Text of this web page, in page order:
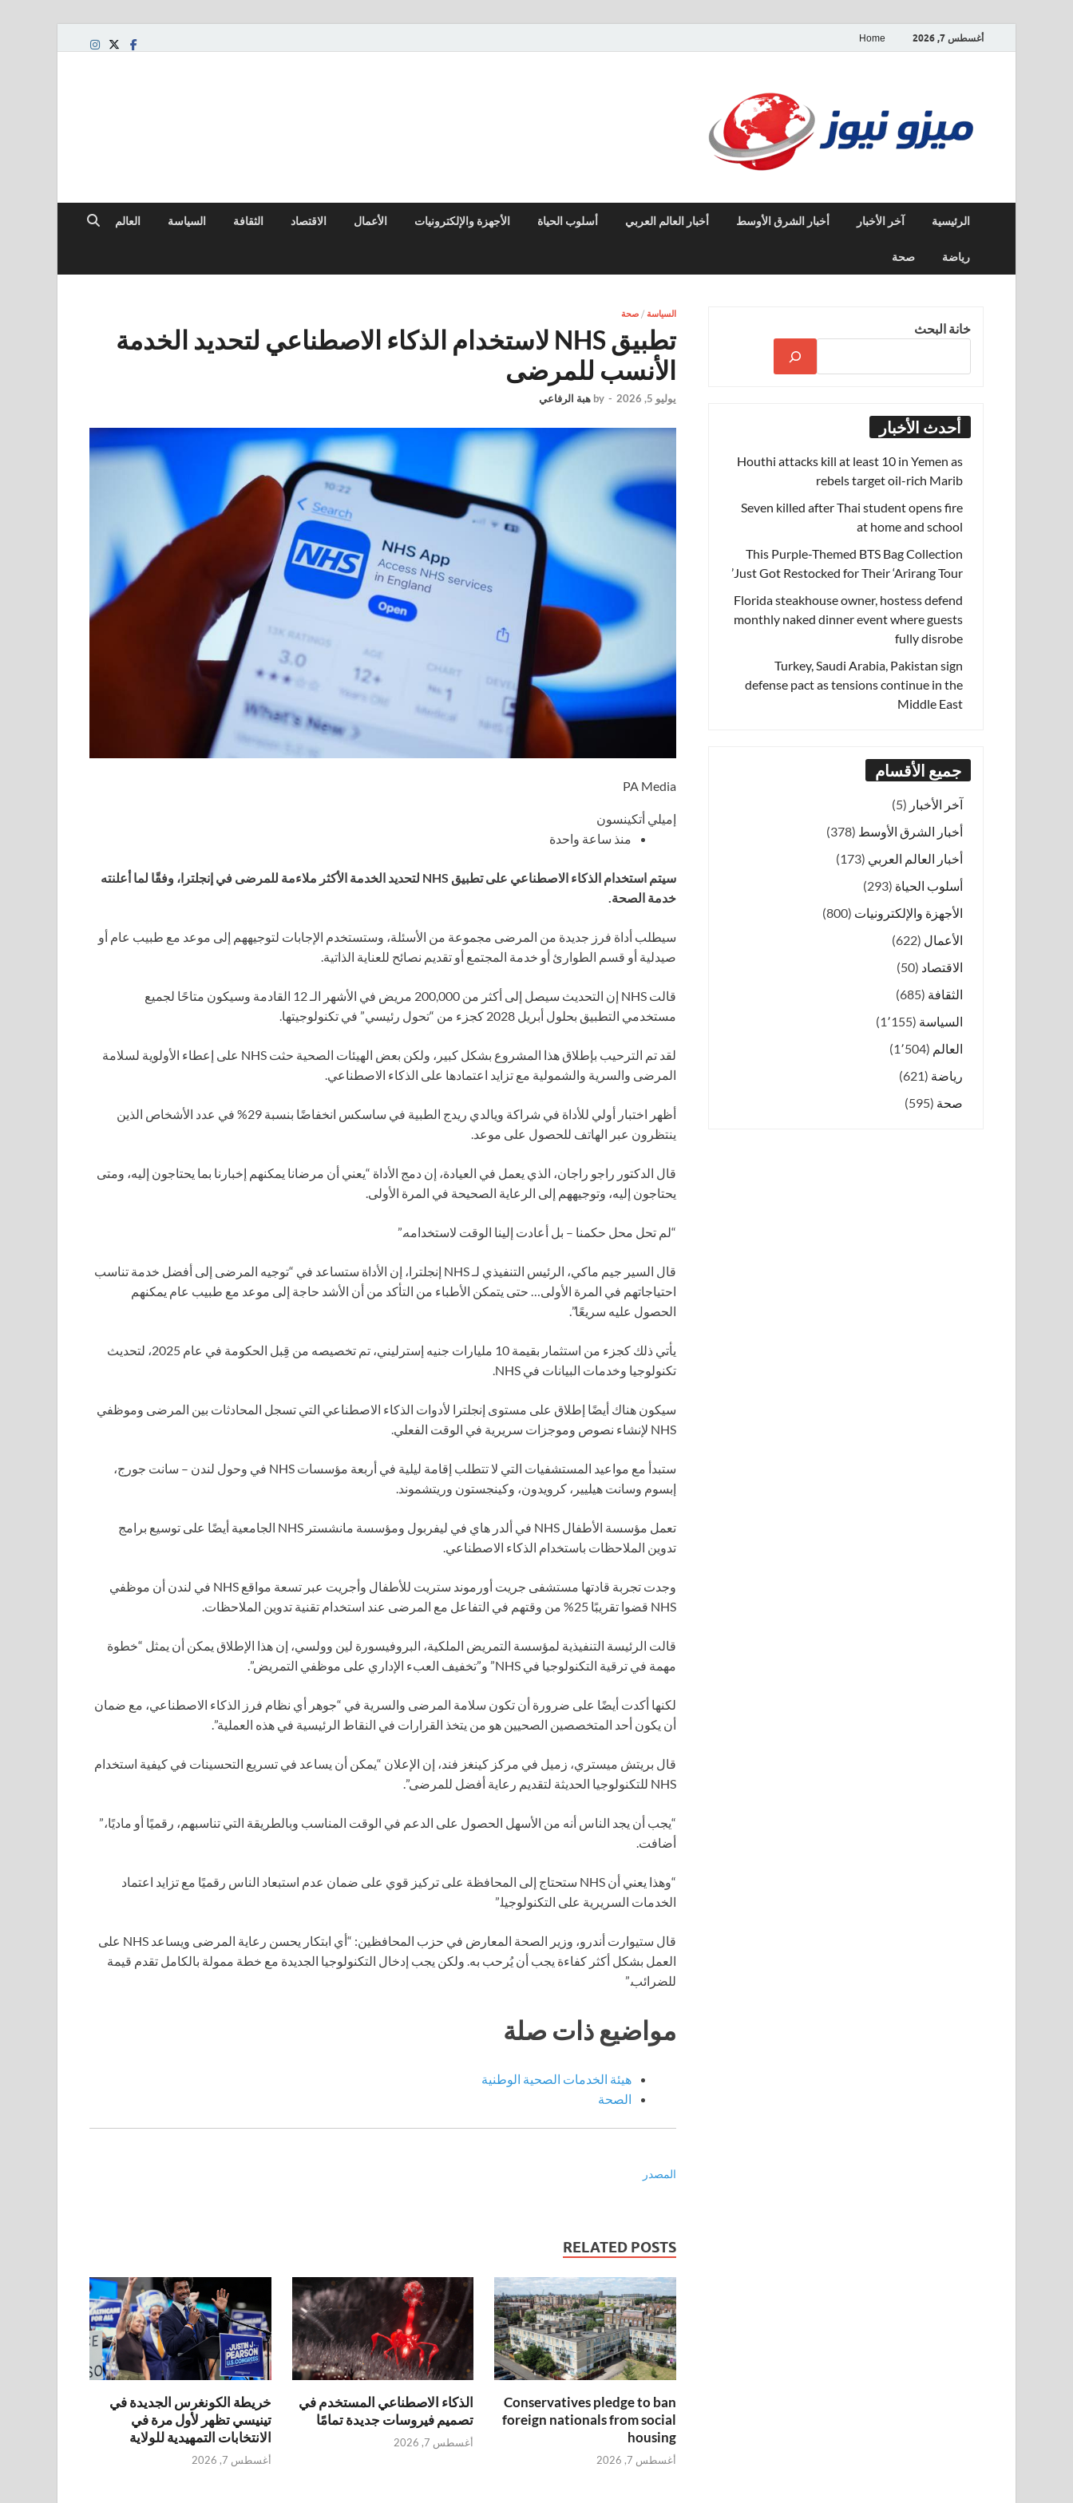
أغسطس 7, 2026 Home
الرئيسية آخر الأخبار أخبار الشرق الأوسط أخبار العالم العربي أسلوب الحياة الأجهزة والإلكترونيات الأعمال الاقتصاد الثقافة السياسة العالم
رياضة صحة
السياسة / صحة
تطبيق NHS لاستخدام الذكاء الاصطناعي لتحديد الخدمة
الأنسب للمرضى
يوليو 5, 2026 -
by هبة الرفاعي
PA Media
إميلي أتكينسون
منذ ساعة واحدة
سيتم استخدام الذكاء الاصطناعي على تطبيق NHS لتحديد الخدمة الأكثر ملاءمة للمرضى في إنجلترا، وفقًا لما أعلنته
خدمة الصحة.
سيطلب أداة فرز جديدة من المرضى مجموعة من الأسئلة، وستستخدم الإجابات لتوجيههم إلى موعد مع طبيب عام أو
صيدلية أو قسم الطوارئ أو خدمة المجتمع أو تقديم نصائح للعناية الذاتية.
قالت NHS إن التحديث سيصل إلى أكثر من 200,000 مريض في الأشهر الـ 12 القادمة وسيكون متاحًا لجميع
مستخدمي التطبيق بحلول أبريل 2028 كجزء من “تحول رئيسي” في تكنولوجيتها.
لقد تم الترحيب بإطلاق هذا المشروع بشكل كبير، ولكن بعض الهيئات الصحية حثت NHS على إعطاء الأولوية لسلامة
المرضى والسرية والشمولية مع تزايد اعتمادها على الذكاء الاصطناعي.
أظهر اختبار أولي للأداة في شراكة ويالدي ريدج الطبية في ساسكس انخفاضًا بنسبة 29% في عدد الأشخاص الذين
ينتظرون عبر الهاتف للحصول على موعد.
قال الدكتور راجو راجان، الذي يعمل في العيادة، إن دمج الأداة “يعني أن مرضانا يمكنهم إخبارنا بما يحتاجون إليه، ومتى
يحتاجون إليه، وتوجيههم إلى الرعاية الصحيحة في المرة الأولى.
“لم تحل محل حكمنا – بل أعادت إلينا الوقت لاستخدامه.”
قال السير جيم ماكي، الرئيس التنفيذي لـ NHS إنجلترا، إن الأداة ستساعد في “توجيه المرضى إلى أفضل خدمة تناسب
احتياجاتهم في المرة الأولى… حتى يتمكن الأطباء من التأكد من أن الأشد حاجة إلى موعد مع طبيب عام يمكنهم
الحصول عليه سريعًا”.
يأتي ذلك كجزء من استثمار بقيمة 10 مليارات جنيه إسترليني، تم تخصيصه من قِبل الحكومة في عام 2025، لتحديث
تكنولوجيا وخدمات البيانات في NHS.
سيكون هناك أيضًا إطلاق على مستوى إنجلترا لأدوات الذكاء الاصطناعي التي تسجل المحادثات بين المرضى وموظفي
NHS لإنشاء نصوص وموجزات سريرية في الوقت الفعلي.
ستبدأ مع مواعيد المستشفيات التي لا تتطلب إقامة ليلية في أربعة مؤسسات NHS في وحول لندن – سانت جورج،
إبسوم وسانت هيليير، كرويدون، وكينجستون وريتشموند.
تعمل مؤسسة الأطفال NHS في ألدر هاي في ليفربول ومؤسسة مانشستر NHS الجامعية أيضًا على توسيع برامج
تدوين الملاحظات باستخدام الذكاء الاصطناعي.
وجدت تجربة قادتها مستشفى جريت أورموند ستريت للأطفال وأجريت عبر تسعة مواقع NHS في لندن أن موظفي
NHS قضوا تقريبًا 25% من وقتهم في التفاعل مع المرضى عند استخدام تقنية تدوين الملاحظات.
قالت الرئيسة التنفيذية لمؤسسة التمريض الملكية، البروفيسورة لين وولسي، إن هذا الإطلاق يمكن أن يمثل “خطوة
مهمة في ترقية التكنولوجيا في NHS” و”تخفيف العبء الإداري على موظفي التمريض”.
لكنها أكدت أيضًا على ضرورة أن تكون سلامة المرضى والسرية في “جوهر أي نظام فرز الذكاء الاصطناعي، مع ضمان
أن يكون أحد المتخصصين الصحيين هو من يتخذ القرارات في النقاط الرئيسية في هذه العملية”.
قال بريتش ميستري، زميل في مركز كينغز فند، إن الإعلان “يمكن أن يساعد في تسريع التحسينات في كيفية استخدام
NHS للتكنولوجيا الحديثة لتقديم رعاية أفضل للمرضى”.
“يجب أن يجد الناس أنه من الأسهل الحصول على الدعم في الوقت المناسب وبالطريقة التي تناسبهم، رقميًا أو ماديًا،”
أضافت.
“وهذا يعني أن NHS ستحتاج إلى المحافظة على تركيز قوي على ضمان عدم استبعاد الناس رقميًا مع تزايد اعتماد
الخدمات السريرية على التكنولوجيا.”
قال ستيوارت أندرو، وزير الصحة المعارض في حزب المحافظين: “أي ابتكار يحسن رعاية المرضى ويساعد NHS على
العمل بشكل أكثر كفاءة يجب أن يُرحب به. ولكن يجب إدخال التكنولوجيا الجديدة مع خطة ممولة بالكامل تقدم قيمة
للضرائب.”
مواضيع ذات صلة
هيئة الخدمات الصحية الوطنية
الصحة
المصدر
RELATED POSTS
Conservatives pledge to ban
foreign nationals from social
housing
أغسطس 7, 2026
الذكاء الاصطناعي المستخدم في
تصميم فيروسات جديدة تمامًا
أغسطس 7, 2026
خريطة الكونغرس الجديدة في
تينيسي تظهر لأول مرة في
الانتخابات التمهيدية للولاية
أغسطس 7, 2026
خانة البحث
أحدث الأخبار
Houthi attacks kill at least 10 in Yemen as
rebels target oil-rich Marib
Seven killed after Thai student opens fire
at home and school
This Purple-Themed BTS Bag Collection
Just Got Restocked for Their ‘Arirang Tour’
Florida steakhouse owner, hostess defend
monthly naked dinner event where guests
fully disrobe
Turkey, Saudi Arabia, Pakistan sign
defense pact as tensions continue in the
Middle East
جميع الأقسام
آخر الأخبار (5)
أخبار الشرق الأوسط (378)
أخبار العالم العربي (173)
أسلوب الحياة (293)
الأجهزة والإلكترونيات (800)
الأعمال (622)
الاقتصاد (50)
الثقافة (685)
السياسة (1٬155)
العالم (1٬504)
رياضة (621)
صحة (595)